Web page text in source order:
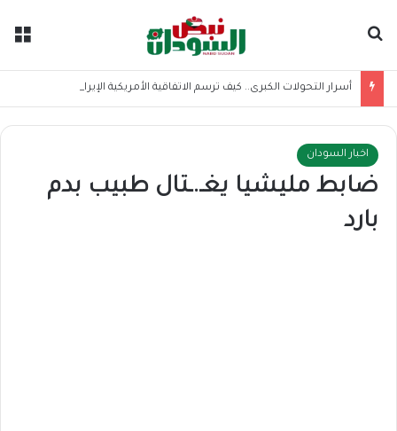
اخبار السودان
ضابط مليشيا يغـ.ـتال طبيب بدم
بارد